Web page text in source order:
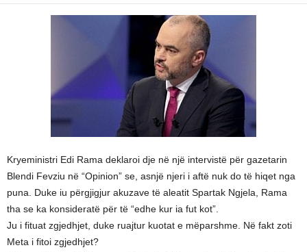
Kryeministri Edi Rama deklaroi dje në një intervistë për gazetarin
Blendi Fevziu në “Opinion” se, asnjë njeri i aftë nuk do të hiqet nga
puna. Duke iu përgjigjur akuzave të aleatit Spartak Ngjela, Rama
tha se ka konsideratë për të “edhe kur ia fut kot”.
Ju i fituat zgjedhjet, duke ruajtur kuotat e mëparshme. Në fakt zoti
Meta i fitoi zgjedhjet?